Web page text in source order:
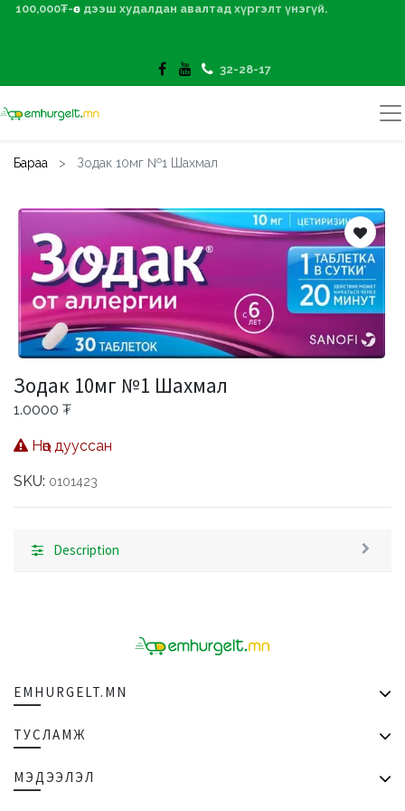
100,000₮-өөс дээш худалдан авалтад хүргэлт үнэгүй.
32-28-17
Бараа Зодак 10мг №1 Шахмал
Зодак 10мг №1 Шахмал
1.0000 ₮
Нөөц дууссан
SKU: 0101423
Description
EMHURGELT.MN
ТУСЛАМЖ
МЭДЭЭЛЭЛ